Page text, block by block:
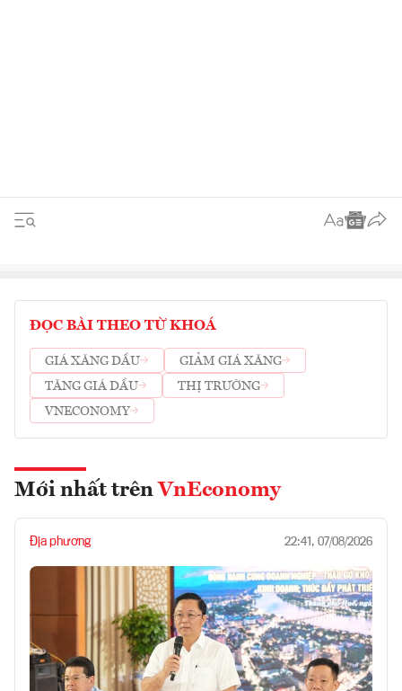
ĐỌC BÀI THEO TỪ KHOÁ
GIÁ XĂNG DẦU
GIẢM GIÁ XĂNG
TĂNG GIÁ DẦU
THỊ TRƯỜNG
VNECONOMY
Mới nhất trên VnEconomy
Địa phương 22:41, 07/08/2026